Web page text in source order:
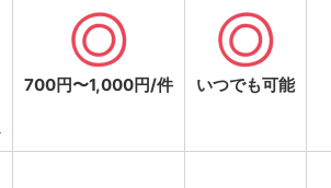
700円〜1,000円/件 いつでも可能